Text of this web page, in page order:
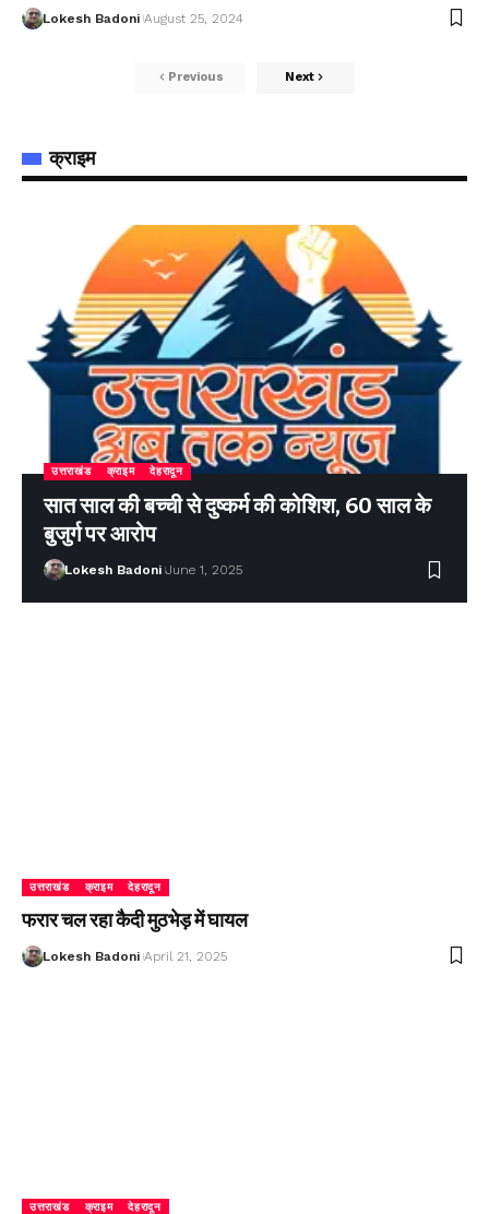
Lokesh Badoni August 25, 2024
Previous Next
क्राइम
उत्तराखंड क्राइम देहरादून
सात साल की बच्ची से दुष्कर्म की कोशिश, 60 साल के
बुजुर्ग पर आरोप
Lokesh Badoni June 1, 2025
उत्तराखंड क्राइम देहरादून
फरार चल रहा कैदी मुठभेड़ में घायल
Lokesh Badoni April 21, 2025
उत्तराखंड क्राइम देहरादून